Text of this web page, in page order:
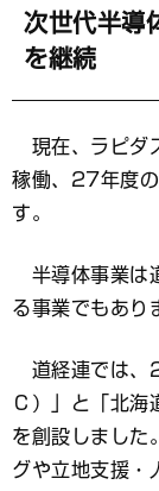
次世代半導
を継続
現在、ラピダ
稼働、27年度
す。
半導体事業は
る事業でもあり
道経連では、
Ｃ）」と「北海
を創設しました
グや立地支援・